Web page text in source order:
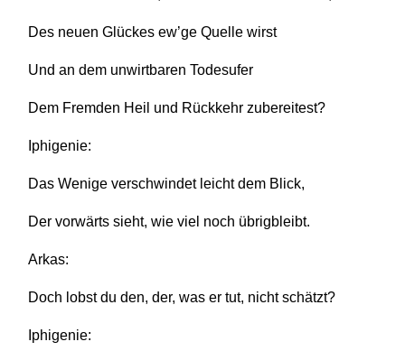
Des neuen Glückes ew’ge Quelle wirst
Und an dem unwirtbaren Todesufer
Dem Fremden Heil und Rückkehr zubereitest?
Iphigenie:
Das Wenige verschwindet leicht dem Blick,
Der vorwärts sieht, wie viel noch übrigbleibt.
Arkas:
Doch lobst du den, der, was er tut, nicht schätzt?
Iphigenie: